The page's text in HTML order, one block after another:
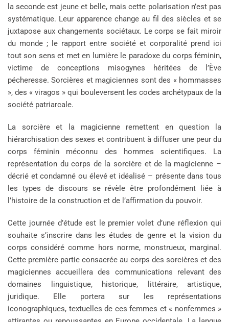
la seconde est jeune et belle, mais cette polarisation n’est pas
systématique. Leur apparence change au fil des siècles et se
juxtapose aux changements sociétaux. Le corps se fait miroir
du monde ; le rapport entre société et corporalité prend ici
tout son sens et met en lumière le paradoxe du corps féminin,
victime de conceptions misogynes héritées de l’Ève
pécheresse. Sorcières et magiciennes sont des « hommasses
», des « viragos » qui bouleversent les codes archétypaux de la
société patriarcale.
La sorcière et la magicienne remettent en question la
hiérarchisation des sexes et contribuent à diffuser une peur du
corps féminin méconnu des hommes scientifiques. La
représentation du corps de la sorcière et de la magicienne –
décrié et condamné ou élevé et idéalisé – présente dans tous
les types de discours se révèle être profondément liée à
l’histoire de la construction et de l’affirmation du pouvoir.
Cette journée d’étude est le premier volet d’une réflexion qui
souhaite s’inscrire dans les études de genre et la vision du
corps considéré comme hors norme, monstrueux, marginal.
Cette première partie consacrée au corps des sorcières et des
magiciennes accueillera des communications relevant des
domaines linguistique, historique, littéraire, artistique,
juridique. Elle portera sur les représentations
iconographiques, textuelles de ces femmes et « nonfemmes »